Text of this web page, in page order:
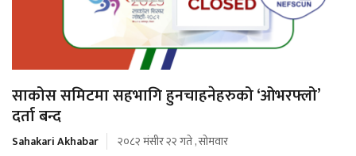
साकोस समिटमा सहभागि हुनचाहनेहरुको ‘ओभरफ्लो’
दर्ता बन्द
Sahakari Akhabar
२०८२ मंसीर २२ गते , सोमवार